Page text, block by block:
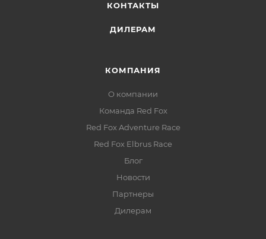
КОНТАКТЫ
ДИЛЕРАМ
КОМПАНИЯ
О компании
Команда Red Fox
Red Fox Adventure Race
Red Fox Elbrus Race
Блог
Новости
Партнеры
Дилерам